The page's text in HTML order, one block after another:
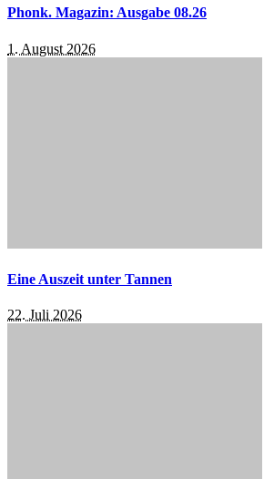
Phonk. Magazin: Ausgabe 08.26
1. August 2026
Eine Auszeit unter Tannen
22. Juli 2026